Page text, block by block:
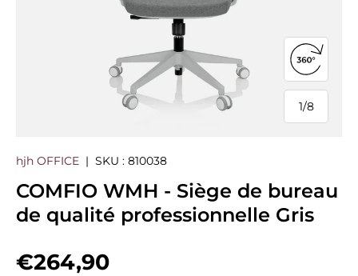
1/
de
8
Ouvrir la
hjh OFFICE | SKU : 810038
COMFIO WMH - Siège de bureau
de qualité professionnelle Gris
Prix habituel
€264,90